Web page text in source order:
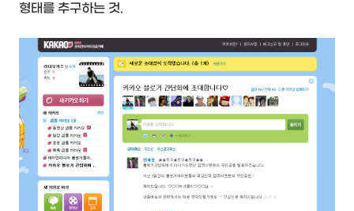
형태를 추구하는 것.